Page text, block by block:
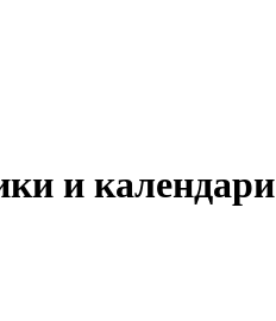
и календари